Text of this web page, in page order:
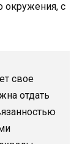
окружения, с
свое
отдать